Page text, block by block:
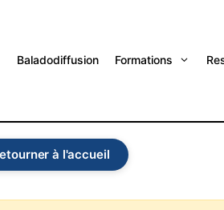
Baladodiffusion Formations
à l'accueil